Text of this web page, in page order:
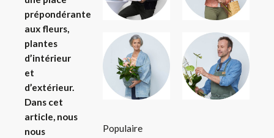
prépondérante
aux fleurs,
plantes
d’intérieur
et
d’extérieur.
Dans cet
article, nous
nous
Populaire